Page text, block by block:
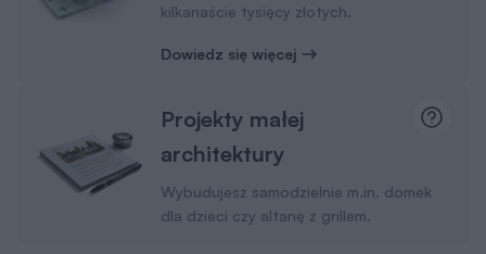
kilkanaście tysięcy złotych.
Dowiedz się więcej
Projekty małej
architektury
Wybudujesz samodzielnie m.in. domek
dla dzieci czy altanę z grillem.